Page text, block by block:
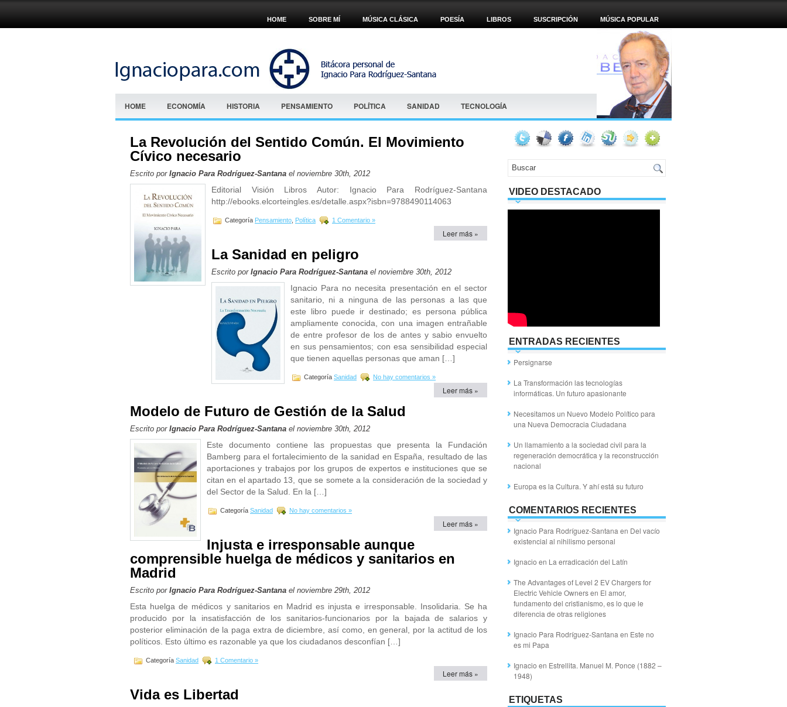
HOME SOBRE MÍ MÚSICA CLÁSICA POESÍA LIBROS SUSCRIPCIÓN MÚSICA POPULAR
HOME ECONOMÍA HISTORIA PENSAMIENTO POLÍTICA SANIDAD TECNOLOGÍA
La Revolución del Sentido Común. El Movimiento
Cívico necesario
Escrito por Ignacio Para Rodríguez-Santana el noviembre 30th, 2012
Editorial Visión Libros Autor: Ignacio Para Rodríguez-Santana
http://ebooks.elcorteingles.es/detalle.aspx?isbn=9788490114063
Categoría Pensamiento Política 1 Comentario »
Leer más »
La Sanidad en peligro
Escrito por Ignacio Para Rodríguez-Santana el noviembre 30th, 2012
Ignacio Para no necesita presentación en el sector
sanitario, ni a ninguna de las personas a las que
este libro puede ir destinado; es persona pública
ampliamente conocida, con una imagen entrañable
de entre profesor de los de antes y sabio envuelto
en sus pensamientos; con esa sensibilidad especial
que tienen aquellas personas que aman […]
Categoría Sanidad No hay comentarios »
Leer más »
Modelo de Futuro de Gestión de la Salud
Escrito por Ignacio Para Rodríguez-Santana el noviembre 30th, 2012
Este documento contiene las propuestas que presenta la Fundación
Bamberg para el fortalecimiento de la sanidad en España, resultado de las
aportaciones y trabajos por los grupos de expertos e instituciones que se
citan en el apartado 13, que se somete a la consideración de la sociedad y
del Sector de la Salud. En la […]
Categoría Sanidad No hay comentarios »
Leer más »
Injusta e irresponsable aunque
comprensible huelga de médicos y sanitarios en
Madrid
Escrito por Ignacio Para Rodríguez-Santana el noviembre 29th, 2012
Esta huelga de médicos y sanitarios en Madrid es injusta e irresponsable. Insolidaria. Se ha
producido por la insatisfacción de los sanitarios-funcionarios por la bajada de salarios y
posterior eliminación de la paga extra de diciembre, así como, en general, por la actitud de los
políticos. Esto último es razonable ya que los ciudadanos desconfían […]
Categoría Sanidad 1 Comentario »
Leer más »
Vida es Libertad
VIDEO DESTACADO
ENTRADAS RECIENTES
Persignarse
La Transformación las tecnologías
informáticas. Un futuro apasionante
Necesitamos un Nuevo Modelo Político para
una Nueva Democracia Ciudadana
Un llamamiento a la sociedad civil para la
regeneración democrática y la reconstrucción
nacional
Europa es la Cultura. Y ahí está su futuro
COMENTARIOS RECIENTES
Ignacio Para Rodríguez-Santana en Del vacío
existencial al nihilismo personal
Ignacio en La erradicación del Latín
The Advantages of Level 2 EV Chargers for
Electric Vehicle Ownersen El amor,
fundamento del cristianismo, es lo que le
diferencia de otras religiones
Ignacio Para Rodríguez-Santana en Este no
es mi Papa
Ignacio en Estrellita. Manuel M. Ponce (1882 –
1948)
ETIQUETAS